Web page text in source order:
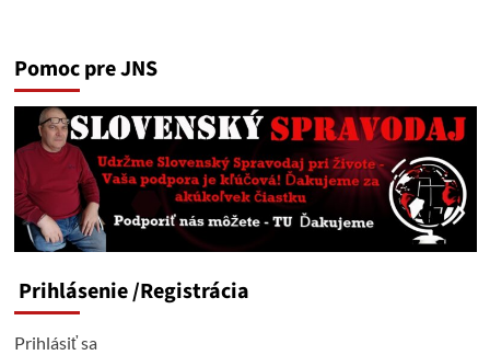
Pomoc pre JNS
Prihlásenie/Registrácia
Prihlásiť sa